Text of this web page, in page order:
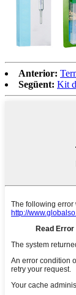
Anterior:
Següent: Kit